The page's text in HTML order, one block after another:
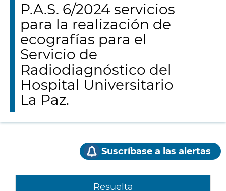
P.A.S. 6/2024 servicios
para la realización de
ecografías para el
Servicio de
Radiodiagnóstico del
Hospital Universitario
La Paz.
Suscríbase a las alertas
Resuelta